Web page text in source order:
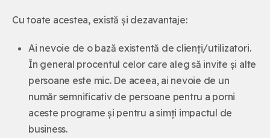
Cu toate acestea, există și dezavantaje:
Ai nevoie de o bază existentă de clienți/utilizatori.
În general procentul celor care aleg să invite și alte
persoane este mic. De aceea, ai nevoie de un
număr semnificativ de persoane pentru a porni
aceste programe și pentru a simți impactul de
business.